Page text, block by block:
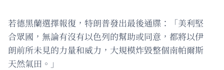
若德黑蘭選擇報復，特朗普發出最後通牒：「美利堅
合眾國，無論有沒有以色列的幫助或同意，都將以伊
朗前所未見的力量和威力，大規模炸毀整個南帕爾斯
天然氣田。」